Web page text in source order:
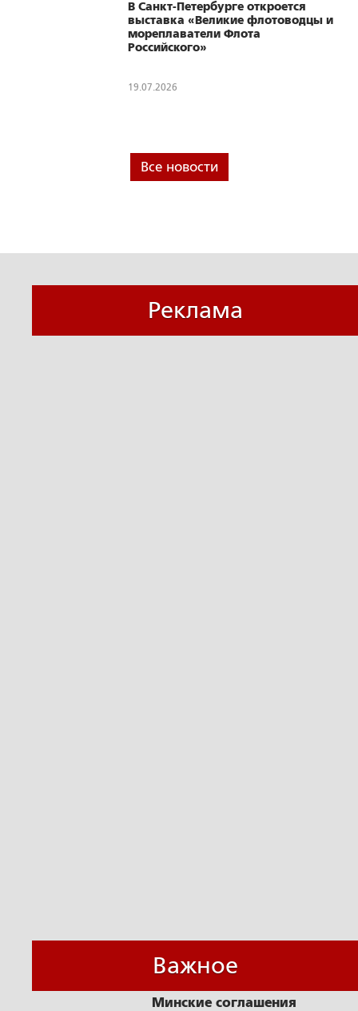
В Санкт-Петербурге откроется
выставка «Великие флотоводцы и
мореплаватели Флота
Российского»
19.07.2026
Все новости
Реклама
Важное
Минские соглашения